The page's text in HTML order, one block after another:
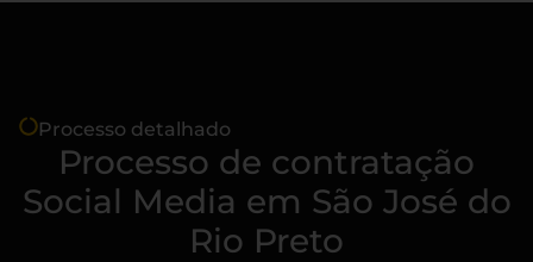
Processo detalhado
Processo de contratação
Social Media em São José do
Rio Preto